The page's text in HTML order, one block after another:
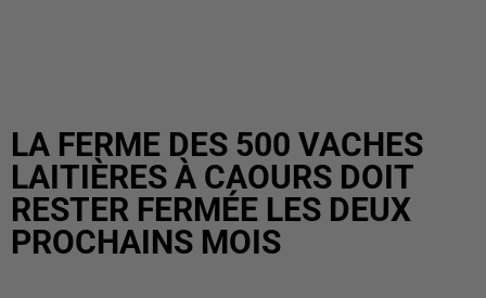
LA FERME DES 500 VACHES
LAITIÈRES À CAOURS DOIT
RESTER FERMÉE LES DEUX
PROCHAINS MOIS